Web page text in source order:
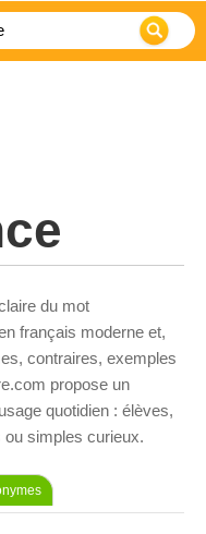
du mot
français moderne et,
contraires, exemples
propose un
quotidien : élèves,
simples curieux.